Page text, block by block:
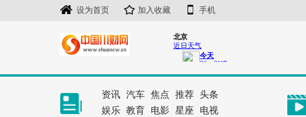
设为首页 加入收藏 手机
资讯 汽车 焦点 推荐 头条
娱乐 教育 电影 星座 电视